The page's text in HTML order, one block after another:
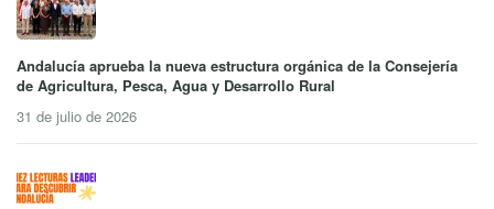
Andalucía aprueba la nueva estructura orgánica de la Consejería
de Agricultura, Pesca, Agua y Desarrollo Rural
31 de julio de 2026